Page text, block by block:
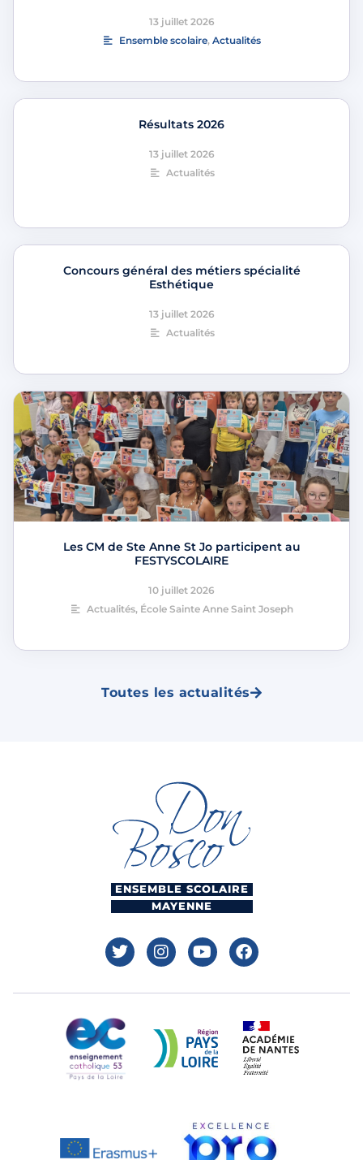
13 juillet 2026
Ensemble scolaire, Actualités
Résultats 2026
13 juillet 2026
Actualités
Concours général des métiers spécialité
Esthétique
13 juillet 2026
Actualités
Les CM de Ste Anne St Jo participent au
FESTYSCOLAIRE
10 juillet 2026
Actualités, École Sainte Anne Saint Joseph
Toutes les actualités
ENSEMBLE SCOLAIRE
MAYENNE